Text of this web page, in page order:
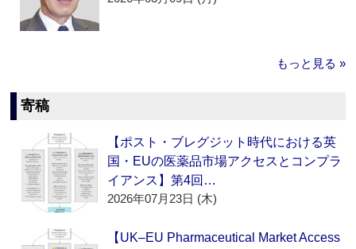
もっと見る »
寄稿
【ポスト・ブレグジット時代における英
国・EUの医薬品市場アクセスとコンプラ
イアンス】第4回…
2026年07月23日 (木)
【UK–EU Pharmaceutical Market Access